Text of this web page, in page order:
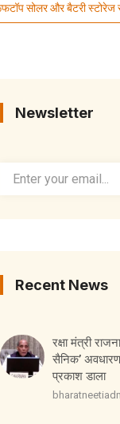
बैटरी स्टोरेज से जोड़ने का
Newsletter
Recent News
रक्षा मंत्री
सैनिक’
प्रकाश डाला